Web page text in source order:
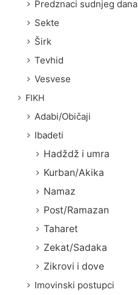
Predznaci sudnjeg dana
Sekte
Širk
Tevhid
Vesvese
FIKH
Adabi/Običaji
Ibadeti
Hadždž i umra
Kurban/Akika
Namaz
Post/Ramazan
Taharet
Zekat/Sadaka
Zikrovi i dove
Imovinski postupci